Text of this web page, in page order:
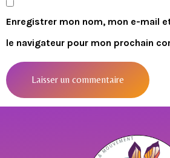
Enregistrer mon nom, mon e-mail
le navigateur pour mon prochain